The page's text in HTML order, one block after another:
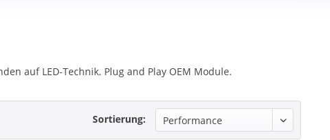
auf LED-Technik. Plug and Play OEM Module.
Sortierung: